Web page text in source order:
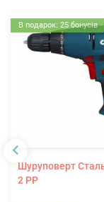
В подарок: 25 бонусів
Шуруповерт
2 РР